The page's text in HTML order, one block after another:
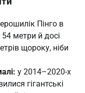
Пінго в
метри й досі
щороку, ніби
у 2014–2020-х
гігантські